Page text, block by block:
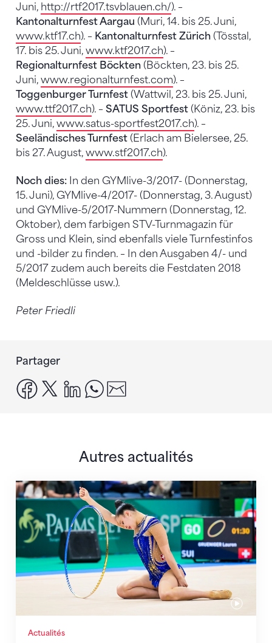
Juni, http://rtf2017.tsvblauen.ch/). –
Kantonalturnfest Aargau (Muri, 14. bis 25. Juni,
www.ktf17.ch). – Kantonalturnfest Zürich (Tösstal,
17. bis 25. Juni, www.ktf2017.ch). –
Regionalturnfest Böckten (Böckten, 23. bis 25.
Juni, www.regionalturnfest.com). –
Toggenburger Turnfest (Wattwil, 23. bis 25. Juni,
www.ttf2017.ch). – SATUS Sportfest (Köniz, 23. bis
25. Juni, www.satus-sportfest2017.ch). –
Seeländisches Turnfest (Erlach am Bielersee, 25.
bis 27. August, www.stf2017.ch).
Noch dies: In den GYMlive-3/2017- (Donnerstag,
15. Juni), GYMlive-4/2017- (Donnerstag, 3. August)
und GYMlive-5/2017-Nummern (Donnerstag, 12.
Oktober), dem farbigen STV-Turnmagazin für
Gross und Klein, sind ebenfalls viele Turnfestinfos
und -bilder zu finden. – In den Ausgaben 4/- und
5/2017 zudem auch bereits die Festdaten 2018
(Meldeschlüsse usw.).
Peter Friedli
Partager
facebook
x linkedinwhatsapp
Autres actualités
Actualités
Prochaine étape : les Championnats du monde